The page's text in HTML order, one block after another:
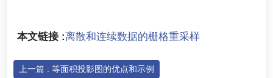
本文链接 :离散和连续数据的栅格重采样
上一篇 : 等面积投影图的优点和示例